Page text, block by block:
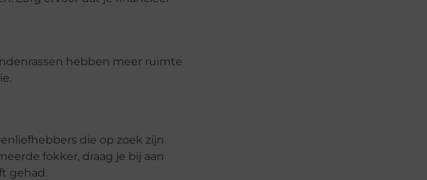
hebben meer ruimte
die op zoek zijn
fokker, draag je bij aan
gehad.